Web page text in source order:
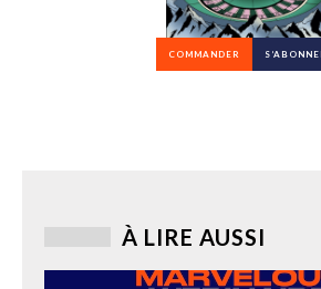
COMMANDER
À LIRE AUSSI